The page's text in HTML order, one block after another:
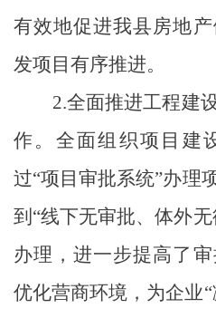
有效地促进我县房地
发项目有序推进。
2.全面推进工程建
作。 全面组织项目建
过“项目审批系统”办理
到“线下无审批、体外
办理，进一步提高了
优化营商环境，为企业